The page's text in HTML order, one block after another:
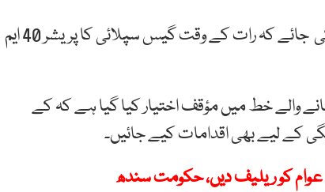
خط میں مطالبہ کیا گیا ہے کہ ایس ایس جی سی کو ہدایت کی جائے کہ رات کے وقت گیس سپلائی کا پریشر 40 ایم
والے خط میں مؤقف اختیار کیا گیا ہے کہ کے
کے لیے بھی اقدامات کیے جائیں۔
کو ریلیف دیں، حکومت سندھ